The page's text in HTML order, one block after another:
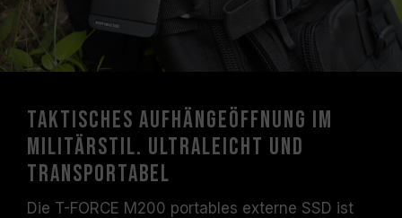
Taktisches Aufhängeöffnung im
Militärstil. Ultraleicht und
transportabel
Die T-FORCE M200 portables externe SSD ist